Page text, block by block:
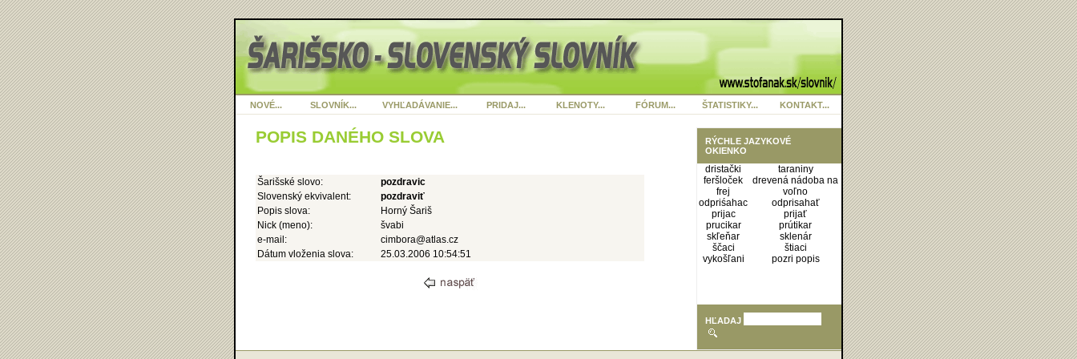
NOVÉ... SLOVNÍK... VYHĽADÁVANIE... PRIDAJ... KLENOTY... FÓRUM... ŠTATISTIKY... KONTAKT...
RÝCHLE JAZYKOVÉ
OKIENKO
dristački
taraniny
feršloček
drevená nádoba na
frej
voľno
odpriśahac
odprisahať
prijac
prijať
prucikar
prútikar
skľeňar
sklenár
ščaci
štiaci
vykošľani
pozri popis
HĽADAJ
POPIS DANÉHO SLOVA
Šarišské slovo:
pozdravic
Slovenský ekvivalent:
pozdraviť
Popis slova:
Horný Šariš
Nick (meno):
švabi
e-mail:
cimbora@atlas.cz
Dátum vloženia slova:
25.03.2006 10:54:51